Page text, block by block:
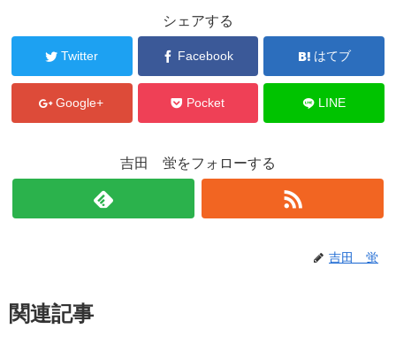
シェアする
Twitter Facebook はてブ
Google+ Pocket LINE
吉田 蛍をフォローする
吉田 蛍
関連記事